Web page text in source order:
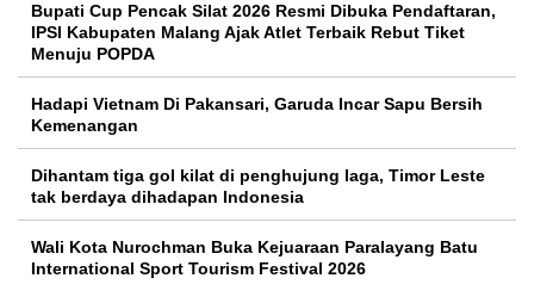
Bupati Cup Pencak Silat 2026 Resmi Dibuka Pendaftaran,
IPSI Kabupaten Malang Ajak Atlet Terbaik Rebut Tiket
Menuju POPDA
Hadapi Vietnam Di Pakansari, Garuda Incar Sapu Bersih
Kemenangan
Dihantam tiga gol kilat di penghujung laga, Timor Leste
tak berdaya dihadapan Indonesia
Wali Kota Nurochman Buka Kejuaraan Paralayang Batu
International Sport Tourism Festival 2026